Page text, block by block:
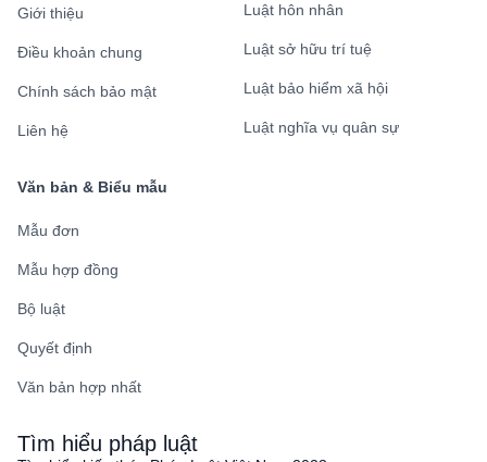
Giới thiệu
Điều khoản chung
Chính sách bảo mật
Liên hệ
Luật hôn nhân
Luật sở hữu trí tuệ
Luật bảo hiểm xã hội
Luật nghĩa vụ quân sự
Văn bản & Biểu mẫu
Mẫu đơn
Mẫu hợp đồng
Bộ luật
Quyết định
Văn bản hợp nhất
Tìm hiểu pháp luật